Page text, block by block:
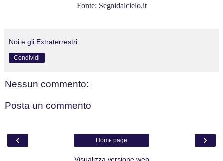
Fonte: Segnidalcielo.it
Noi e gli Extraterrestri
Condividi
Nessun commento:
Posta un commento
‹ ›
Home page
Visualizza versione web